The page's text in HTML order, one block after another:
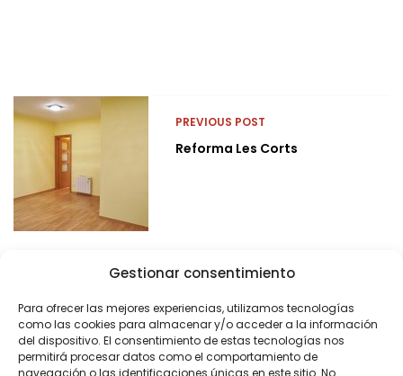
Gestionar consentimiento
Para ofrecer las mejores experiencias, utilizamos tecnologías
como las cookies para almacenar y/o acceder a la información
del dispositivo. El consentimiento de estas tecnologías nos
permitirá procesar datos como el comportamiento de
navegación o las identificaciones únicas en este sitio. No
PREVIOUS POST
Reforma Les Corts